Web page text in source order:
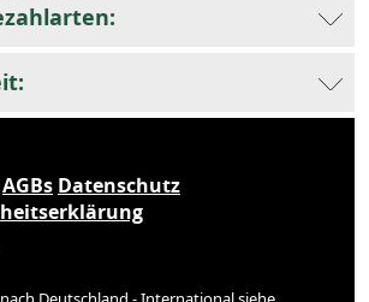
AGBs Datenschutz